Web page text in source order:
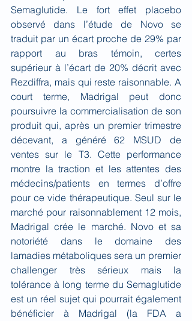
Semaglutide. Le fort effet placebo
observé dans l’étude de Novo se
traduit par un écart proche de 29% par
rapport au bras témoin, certes
supérieur à l’écart de 20% décrit avec
Rezdiffra, mais qui reste raisonnable. A
court terme, Madrigal peut donc
poursuivre la commercialisation de son
produit qui, après un premier trimestre
décevant, a généré 62 MSUD de
ventes sur le T3. Cette performance
montre la traction et les attentes des
médecins/patients en termes d’offre
pour ce vide thérapeutique. Seul sur le
marché pour raisonnablement 12 mois,
Madrigal crée le marché. Novo et sa
notoriété dans le domaine des
lamadies métaboliques sera un premier
challenger très sérieux mais la
tolérance à long terme du Semaglutide
est un réel sujet qui pourrait également
bénéficier à Madrigal (la FDA a